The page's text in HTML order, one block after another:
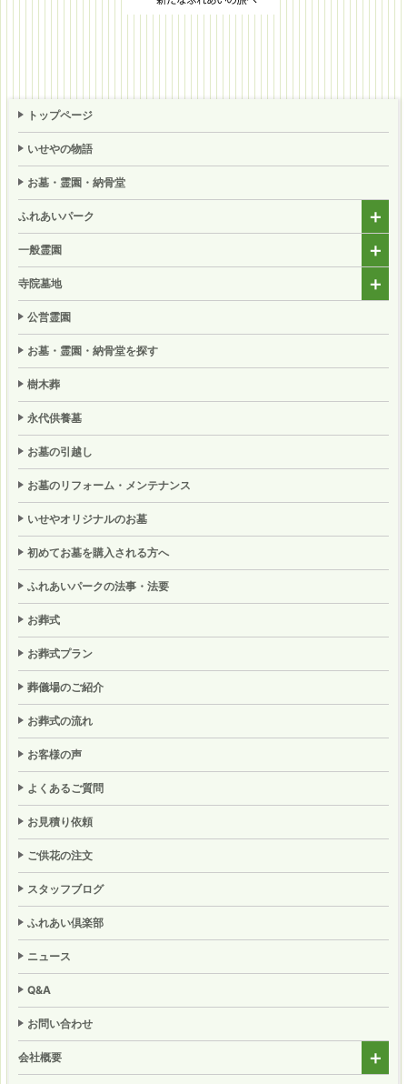
トップページ
いせやの物語
お墓・霊園・納骨堂
ふれあいパーク
一般霊園
寺院墓地
公営霊園
お墓・霊園・納骨堂を探す
樹木葬
永代供養墓
お墓の引越し
お墓のリフォーム・メンテナンス
いせやオリジナルのお墓
初めてお墓を購入される方へ
ふれあいパークの法事・法要
お葬式
お葬式プラン
葬儀場のご紹介
お葬式の流れ
お客様の声
よくあるご質問
お見積り依頼
ご供花の注文
スタッフブログ
ふれあい倶楽部
ニュース
Q&A
お問い合わせ
会社概要